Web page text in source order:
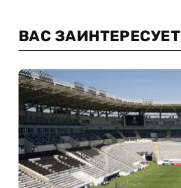
ВАС ЗАИНТЕРЕСУЕТ